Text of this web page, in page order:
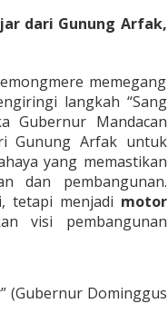
dari Gunung Arfak,
memegang
langkah “Sang
Gubernur Mandacan
Gunung Arfak untuk
yang memastikan
dan pembangunan.
tetapi menjadi motor
visi pembangunan
(Gubernur Dominggus